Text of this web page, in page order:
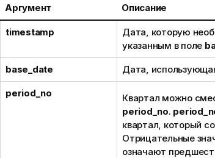
Аргумент Описание
timestamp
Дата, которую
указанным в поле
base_date Дата,
period_no
Квартал можно
period_no.
квартал, который
Отрицательные
означают